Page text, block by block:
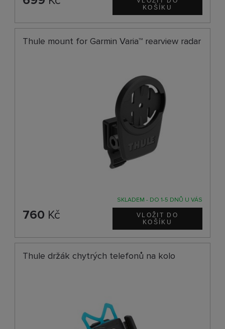
Thule mount for Garmin Varia™ rearview radar
SKLADEM - DO 1-5 DNŮ U VÁS
760 Kč
Thule držák chytrých telefonů na kolo